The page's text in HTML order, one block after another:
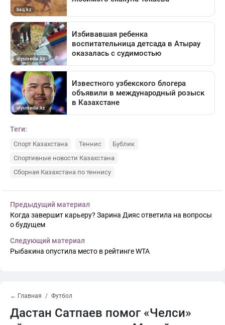
Теги:
Спорт Казахстана Теннис
Бублик
Спортивные новости Казахстана
Сборная Казахстана по теннису
Предыдущий материал
Когда завершит карьеру? Зарина Дияс ответила на вопросы
о будущем
Следующий материал
Рыбакина опустила место в рейтинге WTA
← Главная Футбол
Дастан Сатпаев помог «Челси»